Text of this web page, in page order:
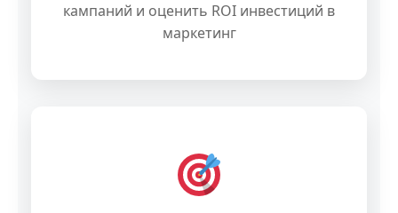
кампаний и оценить ROI инвестиций в
маркетинг